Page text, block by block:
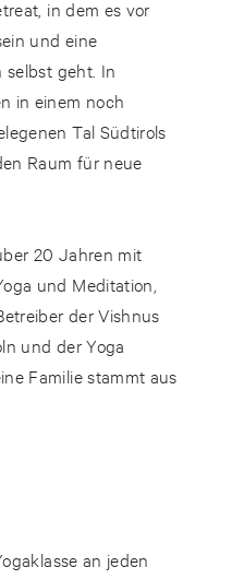
in dem es vor
und eine
geht. In
in einem noch
Tal Südtirols
Raum für neue
20 Jahren mit
und Meditation,
der Vishnus
und der Yoga
Familie stammt aus
an jeden